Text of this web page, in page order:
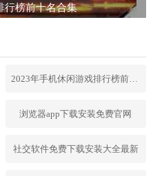
行榜前十名合集
2023年手机休闲游戏排行榜前十名
浏览器app下载安装免费官网
社交软件免费下载安装大全最新